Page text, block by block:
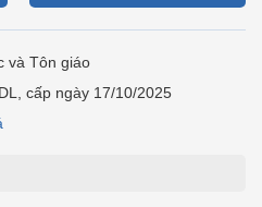
và Tôn giáo
cấp ngày 17/10/2025